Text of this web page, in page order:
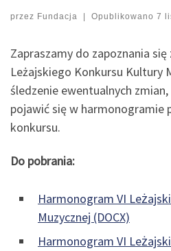
przez Fundacja | Opublikowano 7
Zapraszamy do zapoznania
Leżajskiego Konkursu Kultury
śledzenie ewentualnych
pojawić się w harmonogramie
konkursu.
Do pobrania:
Harmonogram VI
Muzycznej (DOCX)
Harmonogram VI